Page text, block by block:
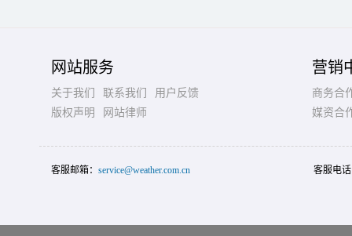
网站服务
关于我们 联系我们
用户反馈
版权声明
网站律师
营销
商务合
媒资合
客服邮箱： service@weather.com.cn 客服电